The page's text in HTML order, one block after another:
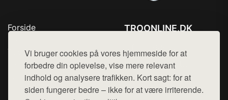
Vi bruger cookies på vores hjemmeside for at
forbedre din oplevelse, vise mere relevant
indhold og analysere trafikken. Kort sagt: for at
siden fungerer bedre – ikke for at være irriterende.
Forside
Top Rabatter
Blog
Kontakt
TROONLINE.DK
Mail: hej@want.dk
Cookie- og privatlivspolitik